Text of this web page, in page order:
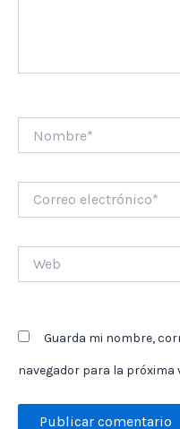
electrónico*
Guarda mi nombre,
navegador para la próxima